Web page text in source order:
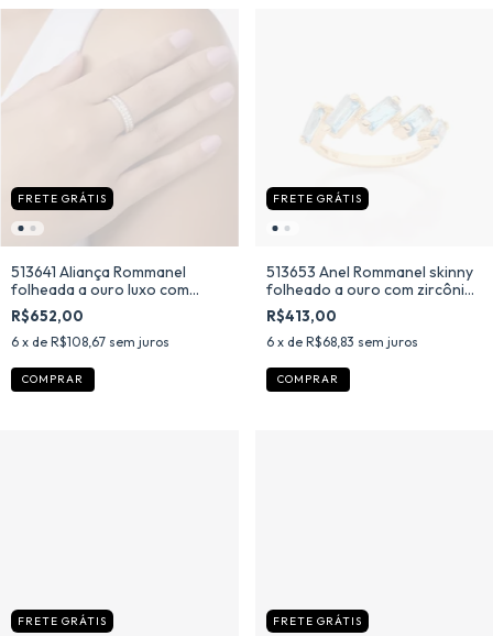
FRETE GRÁTIS
513641 Aliança Rommanel
folheada a ouro luxo com
zircônias
R$652,00
6 x de R$108,67 sem juros
COMPRAR
FRETE GRÁTIS
513653 Anel Rommanel skinny
folheado a ouro com zircônias
baguetes azuis
R$413,00
6 x de R$68,83 sem juros
COMPRAR
FRETE GRÁTIS FRETE GRÁTIS